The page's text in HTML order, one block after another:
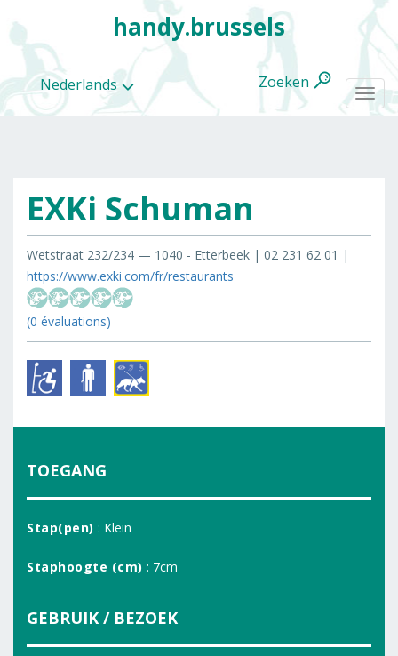
Nederlands
handy.brussels
Zoeken
EXKi Schuman
Wetstraat 232/234 — 1040 - Etterbeek | 02 231 62 01 |
https://www.exki.com/fr/restaurants
(0 évaluations)
TOEGANG
Stap(pen) : Klein
Staphoogte (cm) : 7cm
GEBRUIK / BEZOEK
Alle
categorieën